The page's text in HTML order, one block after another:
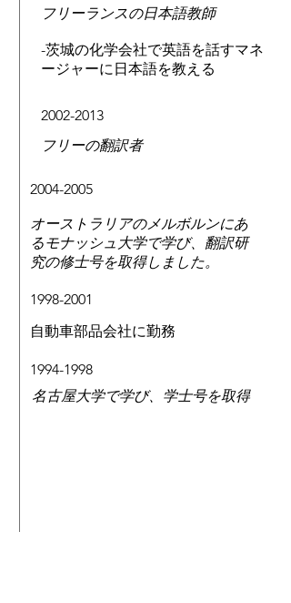
フリーランスの日本語教師
-茨城の化学会社で英語を話すマネ
ージャーに日本語を教える
2002-2013
フリーの翻訳者
2004-2005
オーストラリアのメルボルンにあ
るモナッシュ大学で学び、翻訳研
究の修士号を取得しました。
​1998-2001
​自動車部品会社に勤務
​1994-1998
名古屋大学で学び、学士号を取得